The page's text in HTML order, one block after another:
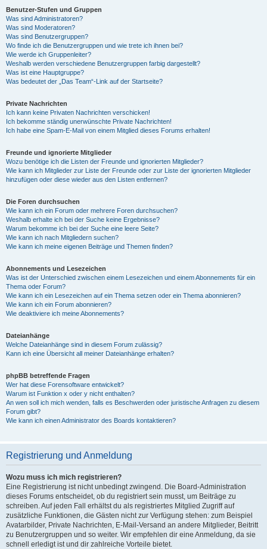
Benutzer-Stufen und Gruppen
Was sind Administratoren?
Was sind Moderatoren?
Was sind Benutzergruppen?
Wo finde ich die Benutzergruppen und wie trete ich ihnen bei?
Wie werde ich Gruppenleiter?
Weshalb werden verschiedene Benutzergruppen farbig dargestellt?
Was ist eine Hauptgruppe?
Was bedeutet der „Das Team“-Link auf der Startseite?
Private Nachrichten
Ich kann keine Privaten Nachrichten verschicken!
Ich bekomme ständig unerwünschte Private Nachrichten!
Ich habe eine Spam-E-Mail von einem Mitglied dieses Forums erhalten!
Freunde und ignorierte Mitglieder
Wozu benötige ich die Listen der Freunde und ignorierten Mitglieder?
Wie kann ich Mitglieder zur Liste der Freunde oder zur Liste der ignorierten Mitglieder
hinzufügen oder diese wieder aus den Listen entfernen?
Die Foren durchsuchen
Wie kann ich ein Forum oder mehrere Foren durchsuchen?
Weshalb erhalte ich bei der Suche keine Ergebnisse?
Warum bekomme ich bei der Suche eine leere Seite?
Wie kann ich nach Mitgliedern suchen?
Wie kann ich meine eigenen Beiträge und Themen finden?
Abonnements und Lesezeichen
Was ist der Unterschied zwischen einem Lesezeichen und einem Abonnements für ein
Thema oder Forum?
Wie kann ich ein Lesezeichen auf ein Thema setzen oder ein Thema abonnieren?
Wie kann ich ein Forum abonnieren?
Wie deaktiviere ich meine Abonnements?
Dateianhänge
Welche Dateianhänge sind in diesem Forum zulässig?
Kann ich eine Übersicht all meiner Dateianhänge erhalten?
phpBB betreffende Fragen
Wer hat diese Forensoftware entwickelt?
Warum ist Funktion x oder y nicht enthalten?
An wen soll ich mich wenden, falls es Beschwerden oder juristische Anfragen zu diesem
Forum gibt?
Wie kann ich einen Administrator des Boards kontaktieren?
Registrierung und Anmeldung
Wozu muss ich mich registrieren?
Eine Registrierung ist nicht unbedingt zwingend. Die Board-Administration
dieses Forums entscheidet, ob du registriert sein musst, um Beiträge zu
schreiben. Auf jeden Fall erhältst du als registriertes Mitglied Zugriff auf
zusätzliche Funktionen, die Gästen nicht zur Verfügung stehen: zum Beispiel
Avatarbilder, Private Nachrichten, E-Mail-Versand an andere Mitglieder, Beitritt
zu Benutzergruppen und so weiter. Wir empfehlen dir eine Anmeldung, da sie
schnell erledigt ist und dir zahlreiche Vorteile bietet.